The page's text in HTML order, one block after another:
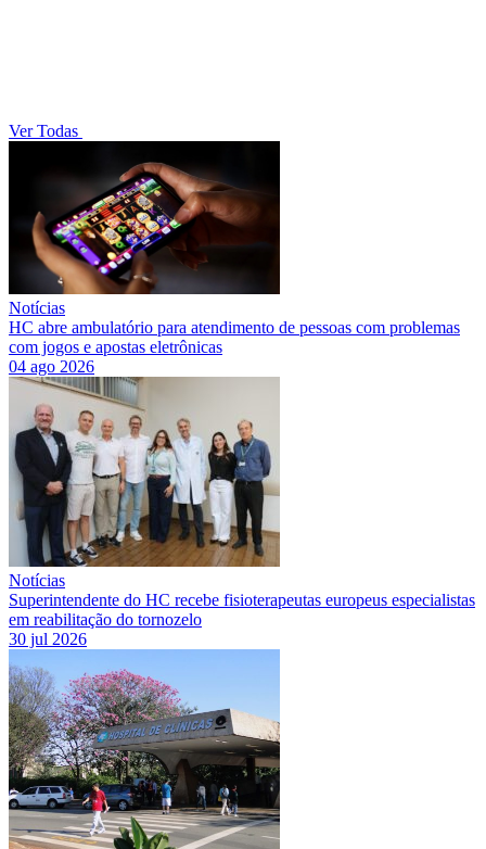
Ver Todas
Notícias
HC abre ambulatório para atendimento de pessoas com problemas
com jogos e apostas eletrônicas
04 ago 2026
Notícias
Superintendente do HC recebe fisioterapeutas europeus especialistas
em reabilitação do tornozelo
30 jul 2026